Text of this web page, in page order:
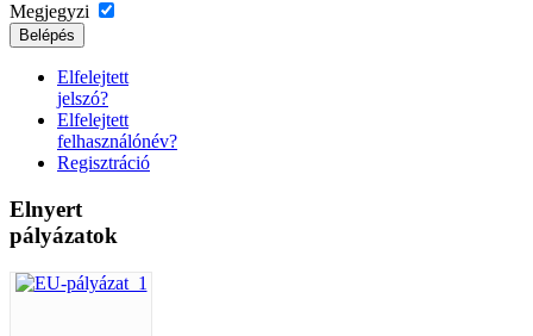
Megjegyzi
Belépés
Elfelejtett
jelszó?
Elfelejtett
felhasználónév?
Regisztráció
Elnyert
pályázatok